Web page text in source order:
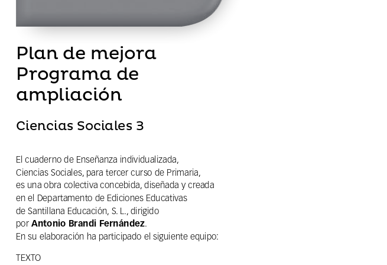
Plan de mejora
Programa de
ampliación
Ciencias Sociales 3
El cuaderno de Enseñanza individualizada,
Ciencias Sociales, para tercer curso de Primaria,
es una obra colectiva concebida, diseñada y creada
en el Departamento de Ediciones Educativas
de Santillana Educación, S. L., dirigido
por Antonio Brandi Fernández.
En su elaboración ha participado el siguiente equipo:
TEXTO